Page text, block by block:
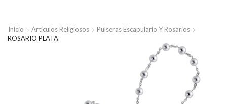
Inicio Artículos Religiosos
Pulseras Escapulario Y Rosarios
ROSARIO PLATA